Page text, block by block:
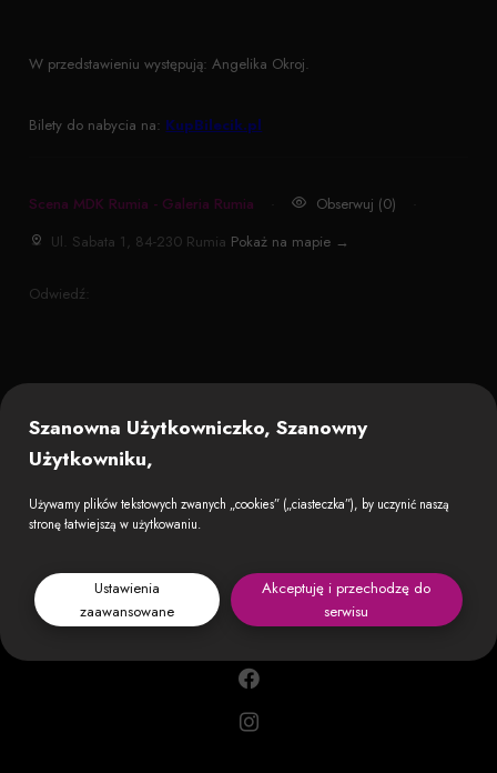
W przedstawieniu występują: Angelika Okroj.
Bilety do nabycia na: KupBilecik.pl
Scena MDK Rumia - Galeria Rumia Obserwuj (0)
Ul. Sabata 1, 84-230 Rumia Pokaż na mapie →
Odwiedź:
Szanowna Użytkowniczko, Szanowny
Użytkowniku,
Używamy plików tekstowych zwanych „cookies” („ciasteczka”), by uczynić naszą
stronę łatwiejszą w użytkowaniu.
Ustawienia
zaawansowane
Akceptuję i przechodzę do
serwisu